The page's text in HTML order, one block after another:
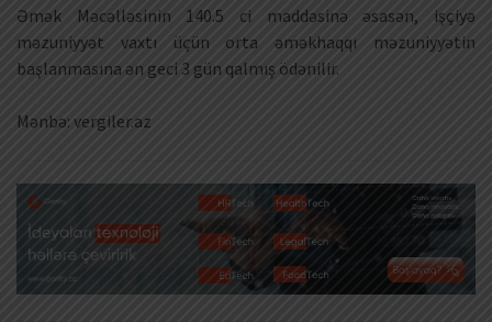
Əmək Məcəlləsinin 140.5 ci maddəsinə əsasən, işçiyə
məzuniyyət vaxtı üçün orta əməkhaqqı məzuniyyətin
başlanmasına ən geci 3 gün qalmış ödənilir.
Mənbə: vergiler.az